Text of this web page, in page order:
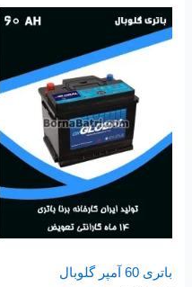
باتری 60 آمپر گلوبال